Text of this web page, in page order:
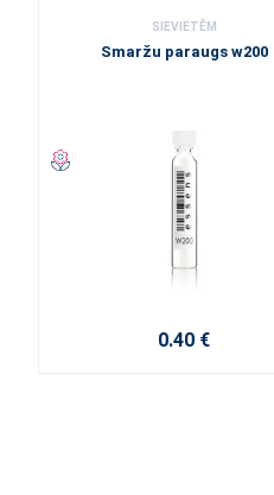
SIEVIETĒM
Smaržu paraugs w200
0.40 €